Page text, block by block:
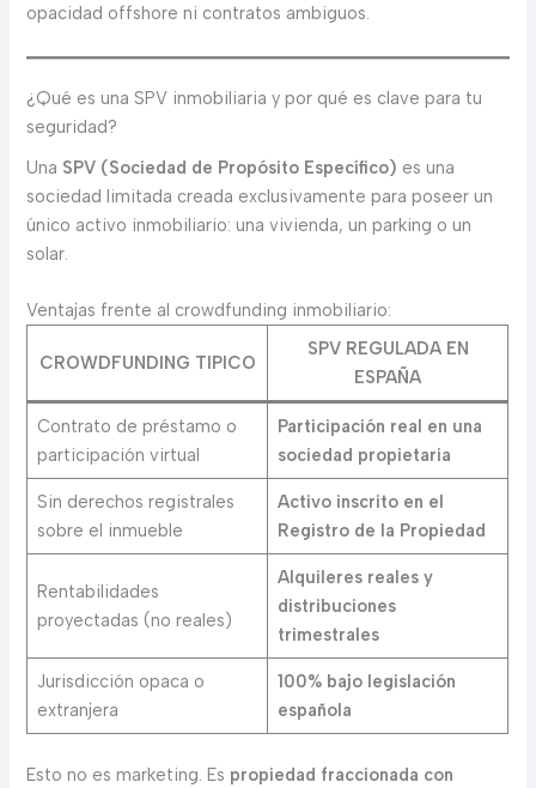
opacidad offshore ni contratos ambiguos.
¿Qué es una SPV inmobiliaria y por qué es clave para tu
seguridad?
Una SPV (Sociedad de Propósito Específico) es una
sociedad limitada creada exclusivamente para poseer un
único activo inmobiliario: una vivienda, un parking o un
solar.
Ventajas frente al crowdfunding inmobiliario:
CROWDFUNDING TIPICO
SPV REGULADA EN
ESPAÑA
Contrato de préstamo o
participación virtual
Participación real en una
sociedad propietaria
Sin derechos registrales
sobre el inmueble
Activo inscrito en el
Registro de la Propiedad
Rentabilidades
proyectadas (no reales)
Alquileres reales y
distribuciones
trimestrales
Jurisdicción opaca o
extranjera
100% bajo legislación
española
Esto no es marketing. Es propiedad fraccionada con